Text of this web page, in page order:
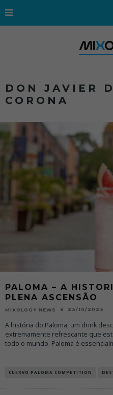
DON JAVIER
CORONA
PALOMA – A
PLENA ASCENSÃO
MIXOLOGY NEWS 23/10/2023
A história do Paloma, um drink
extremamente refrescante que
todo o mundo. Paloma é
CUERVO PALOMA COMPETITION